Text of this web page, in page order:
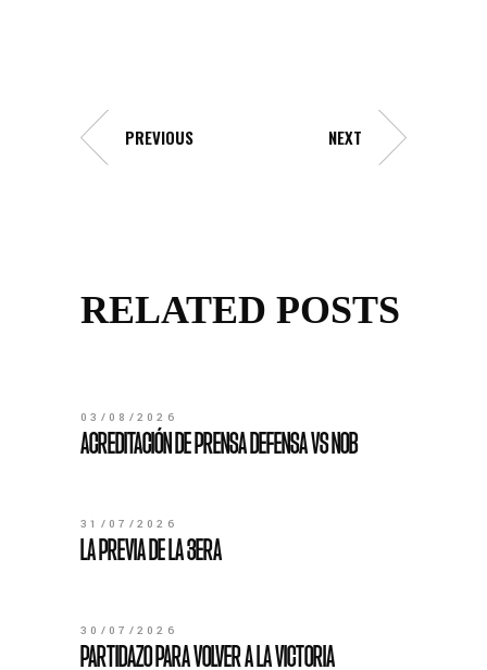
PREVIOUS NEXT
RELATED POSTS
03/08/2026
ACREDITACIÓN DE PRENSA DEFENSA VS NOB
31/07/2026
LA PREVIA DE LA 3ERA
30/07/2026
PARTIDAZO PARA VOLVER A LA VICTORIA